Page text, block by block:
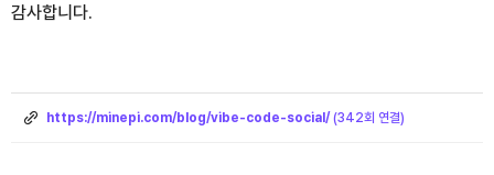
감사합니다.
링
크
https://minepi.com/blog/vibe-code-social/ (342회 연결)